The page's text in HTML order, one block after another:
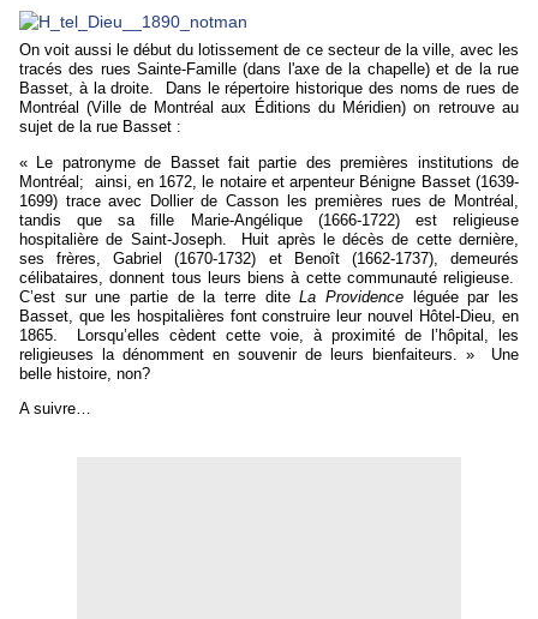
On voit aussi le début du lotissement de ce secteur de la ville, avec les
tracés des rues Sainte-Famille (dans l'axe de la chapelle) et de la rue
Basset, à la droite.
Dans le répertoire historique des noms de rues de
Montréal (Ville de Montréal aux Éditions du Méridien) on retrouve au
sujet de la rue Basset :
« Le patronyme de Basset fait partie des premières institutions de
Montréal;
ainsi, en 1672, le notaire et arpenteur Bénigne Basset (1639-
1699) trace avec Dollier de Casson les premières rues de Montréal,
tandis que sa fille Marie-Angélique (1666-1722) est religieuse
hospitalière de Saint-Joseph.
Huit après le décès de cette dernière,
ses frères, Gabriel (1670-1732) et Benoît (1662-1737), demeurés
célibataires, donnent tous leurs biens à cette communauté religieuse.
C’est sur une partie de la terre diteLa Providence léguée par les
Basset, que les hospitalières font construire leur nouvel Hôtel-Dieu, en
1865.
Lorsqu’elles cèdent cette voie, à proximité de l’hôpital, les
religieuses la dénomment en souvenir de leurs bienfaiteurs. »
Une
belle histoire, non?
A suivre…